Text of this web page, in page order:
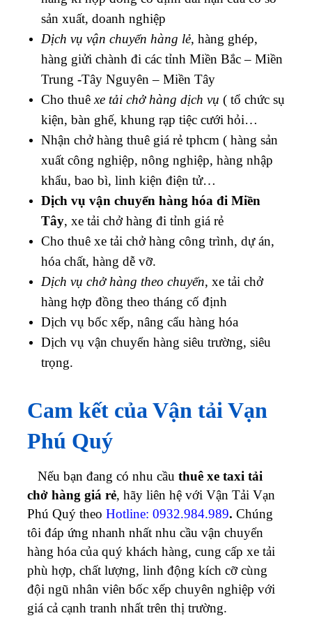
sản xuất, doanh nghiệp
Dịch vụ vận chuyển hàng lẻ, hàng ghép,
hàng giửi chành đi các tỉnh Miền Bắc – Miền
Trung -Tây Nguyên – Miền Tây
Cho thuê xe tải chở hàng dịch vụ ( tổ chức sụ
kiện, bàn ghế, khung rạp tiệc cưới hỏi…
Nhận chở hàng thuê giá rẻ tphcm ( hàng sản
xuất công nghiệp, nông nghiệp, hàng nhập
khẩu, bao bì, linh kiện điện tử…
Dịch vụ vận chuyển hàng hóa đi Miền
Tây, xe tải chở hàng đi tỉnh giá rẻ
Cho thuê xe tải chở hàng công trình, dự án,
hóa chất, hàng dễ vỡ.
Dịch vụ chở hàng theo chuyến, xe tải chở
hàng hợp đồng theo tháng cố định
Dịch vụ bốc xếp, nâng cẩu hàng hóa
Dịch vụ vận chuyển hàng siêu trường, siêu
trọng.
Cam kết của Vận tải Vạn
Phú Quý
Nếu bạn đang có nhu cầu thuê xe taxi tải
chở hàng giá rẻ, hãy liên hệ với Vận Tải Vạn
Phú Quý theo Hotline: 0932.984.989. Chúng
tôi đáp ứng nhanh nhất nhu cầu vận chuyển
hàng hóa của quý khách hàng, cung cấp xe tải
phù hợp, chất lượng, linh động kích cỡ cùng
đội ngũ nhân viên bốc xếp chuyên nghiệp với
giá cả cạnh tranh nhất trên thị trường.